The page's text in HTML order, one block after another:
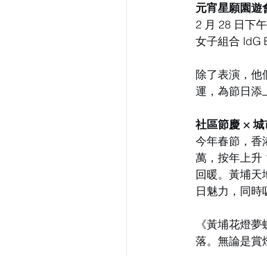
元宵星願園遊
2 月 28 日下
女子組合 IdG
除了表演，他
運，為節日添
社區節慶 × 城
今年春節，香
萬，按年上升
回暖。黃埔天
日魅力，同時
《黃埔花燈
落。無論是賞